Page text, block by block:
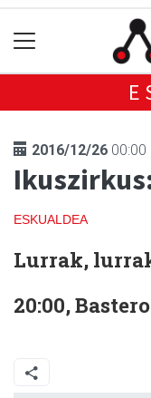
2016/12/26 00:00
ESKUALDEA
Lurrak,
20:00, Bastero